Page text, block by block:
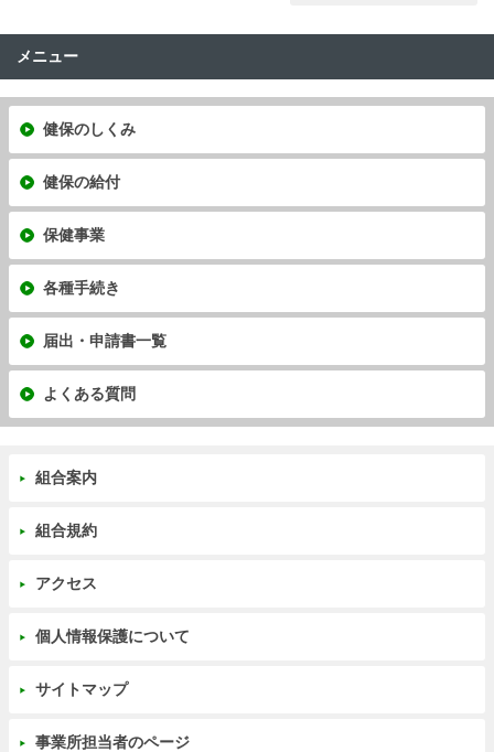
メニュー
健保のしくみ
健保の給付
保健事業
各種手続き
届出・申請書一覧
よくある質問
組合案内
組合規約
アクセス
個人情報保護について
サイトマップ
事業所担当者のページ